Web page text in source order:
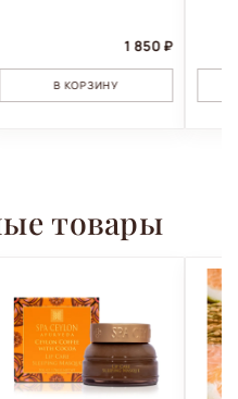
1 850 ₽
В КОРЗИНУ
товары